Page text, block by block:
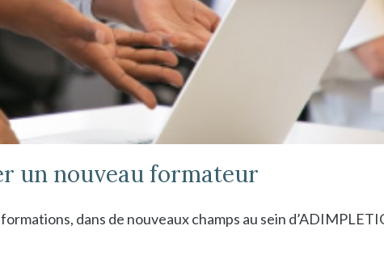
un nouveau formateur
dans de nouveaux champs au sein